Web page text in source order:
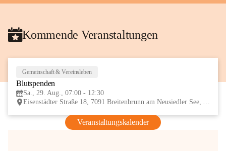
Kommende Veranstaltungen
Gemeinschaft & Vereinsleben
Blutspenden
Sa., 29. Aug., 07:00 - 12:30
Eisenstädter Straße 18, 7091 Breitenbrunn am Neusiedler See, AUT
Veranstaltungskalender